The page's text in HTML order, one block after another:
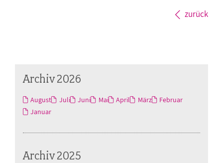
zurück
Archiv 2026
August Juli Juni Mai April März
Februar
Januar
Archiv 2025